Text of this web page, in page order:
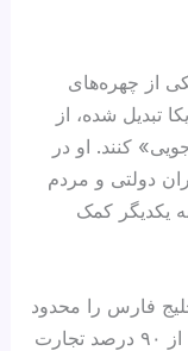
از چهره‌های
تبدیل شده، از
کنند. او در
دولتی و مردم
یکدیگر کمک
فارس را محدود
کرده است. فرزانگان برآورد می‌کند بیش از ۹۰ درصد تجارت